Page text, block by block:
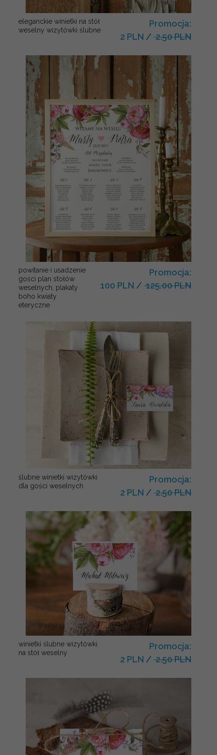
eleganckie winietki na stół
weselny wizytówki ślubne
Promocja:
2 PLN / 2.50 PLN
powitanie i usadzenie
gości plan stołów
weselnych, plakaty
boho kwiaty
eteryczne
Promocja:
100 PLN / 125.00 PLN
ślubne winietki wizytówki
dla gości weselnych
Promocja:
2 PLN / 2.50 PLN
winietki ślubne wizytówki
na stół weselny
Promocja:
2 PLN / 2.50 PLN